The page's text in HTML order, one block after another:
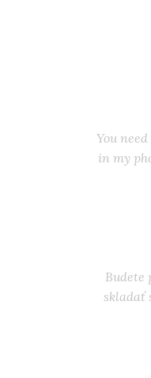
You
in my
Budete
skladať